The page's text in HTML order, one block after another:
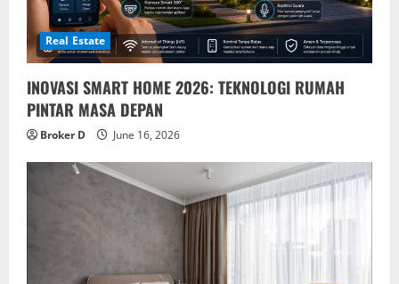
Real Estate
INOVASI SMART HOME 2026: TEKNOLOGI RUMAH
PINTAR MASA DEPAN
Broker D June 16, 2026